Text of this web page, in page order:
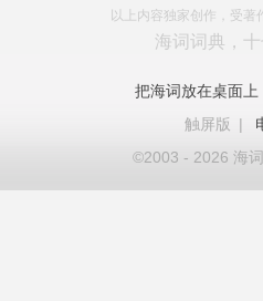
以上内容独家创作，受著
海词词典，
把海词放在桌面上
触屏版
|
©2003 - 2026 海